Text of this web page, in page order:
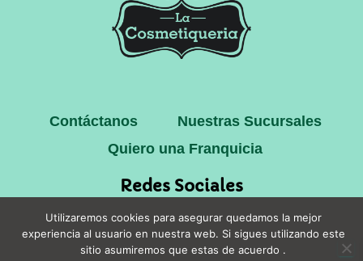
Contáctanos
Nuestras Sucursales
Quiero una Franquicia
Redes Sociales
Copyright © 2025 La Cosmetiqueria
Utilizaremos cookies para asegurar quedamos la mejor
experiencia al usuario en nuestra web. Si sigues utilizando este
sitio asumiremos que estas de acuerdo .